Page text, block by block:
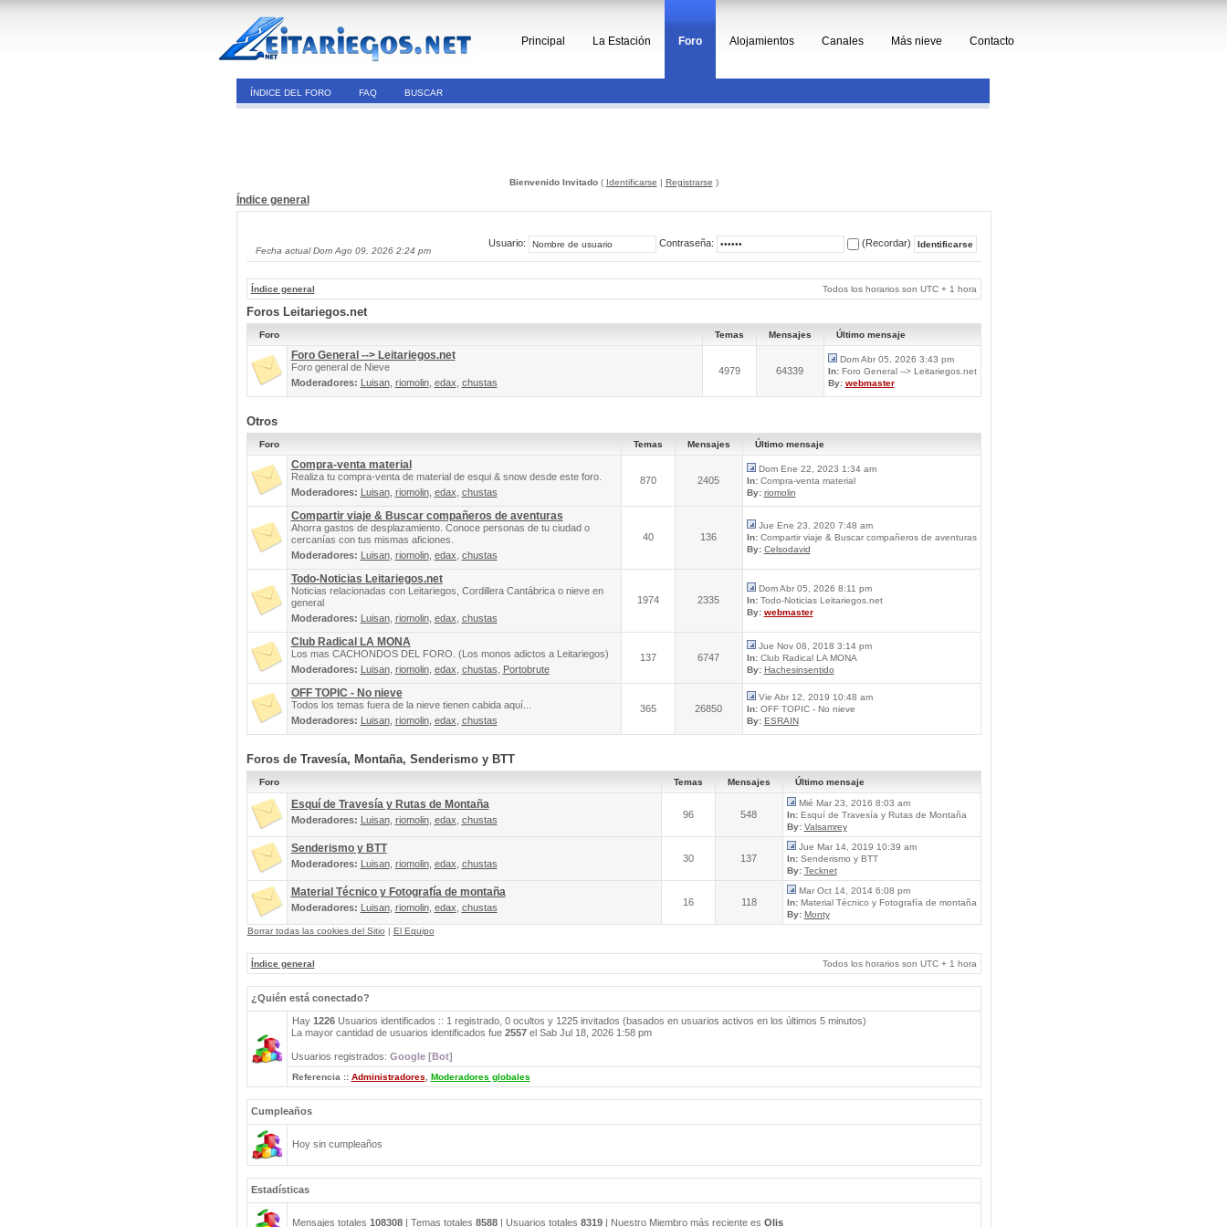
Principal La Estación Foro Alojamientos Canales Más nieve Contacto
ÍNDICE DEL FORO FAQ BUSCAR
Bienvenido Invitado( Identificarse | Registrarse )
Índice general
Fecha actual Dom Ago 09, 2026 2:24 pm
Usuario: Contraseña: (Recordar)
Índice general Todos los horarios son UTC + 1 hora
Foros Leitariegos.net
Foro Temas Mensajes Último mensaje
Foro General --> Leitariegos.net
Foro general de Nieve
Moderadores: Luisan, riomolin, edax chustas
4979 64339
Dom Abr 05, 2026 3:43 pm
In:Foro General --> Leitariegos.net
By: webmaster
Otros
Foro Temas Mensajes Último mensaje
Compra-venta material
Realiza tu compra-venta de material de esqui & snow desde este foro.
Moderadores: Luisan, riomolin, edax chustas
870 2405
Dom Ene 22, 2023 1:34 am
In:Compra-venta material
By: riomolin
Compartir viaje & Buscar compañeros de aventuras
Ahorra gastos de desplazamiento. Conoce personas de tu ciudad o
cercanías con tus mismas aficiones.
Moderadores: Luisan, riomolin, edax chustas
40 136
Jue Ene 23, 2020 7:48 am
In:Compartir viaje & Buscar compañeros de aventuras
By: Celsodavid
Todo-Noticias Leitariegos.net
Noticias relacionadas con Leitariegos, Cordillera Cantábrica o nieve en
general
Moderadores: Luisan, riomolin, edax chustas
1974 2335
Dom Abr 05, 2026 8:11 pm
In:Todo-Noticias Leitariegos.net
By: webmaster
Club Radical LA MONA
Los mas CACHONDOS DEL FORO. (Los monos adictos a Leitariegos)
Moderadores: Luisan, riomolin, edax chustas Portobrute
137 6747
Jue Nov 08, 2018 3:14 pm
In:Club Radical LA MONA
By: Hachesinsentido
OFF TOPIC - No nieve
Todos los temas fuera de la nieve tienen cabida aquí...
Moderadores: Luisan, riomolin, edax chustas
365 26850
Vie Abr 12, 2019 10:48 am
In:OFF TOPIC - No nieve
By: ESRAIN
Foros de Travesía, Montaña, Senderismo y BTT
Foro Temas Mensajes Último mensaje
Esquí de Travesía y Rutas de Montaña
Moderadores: Luisan, riomolin, edax chustas 96 548
Mié Mar 23, 2016 8:03 am
In:Esquí de Travesía y Rutas de Montaña
By: Valsamrey
Senderismo y BTT
Moderadores: Luisan, riomolin, edax chustas 30 137
Jue Mar 14, 2019 10:39 am
In:Senderismo y BTT
By: Tecknet
Material Técnico y Fotografía de montaña
Moderadores: Luisan, riomolin, edax chustas 16 118
Mar Oct 14, 2014 6:08 pm
In:Material Técnico y Fotografía de montaña
By: Monty
Borrar todas las cookies del Sitio | El Equipo
Índice general Todos los horarios son UTC + 1 hora
¿Quién está conectado?
Hay 1226Usuarios identificados :: 1 registrado, 0 ocultos y 1225 invitados (basados en usuarios activos en los últimos 5 minutos)
La mayor cantidad de usuarios identificados fue 2557el Sab Jul 18, 2026 1:58 pm
Usuarios registrados: Google [Bot]
Referencia :: Administradores Moderadores globales
Cumpleaños
Hoy sin cumpleaños
Estadísticas
Mensajes totales 108308| Temas totales 8588| Usuarios totales 8319| Nuestro Miembro más reciente es Olis